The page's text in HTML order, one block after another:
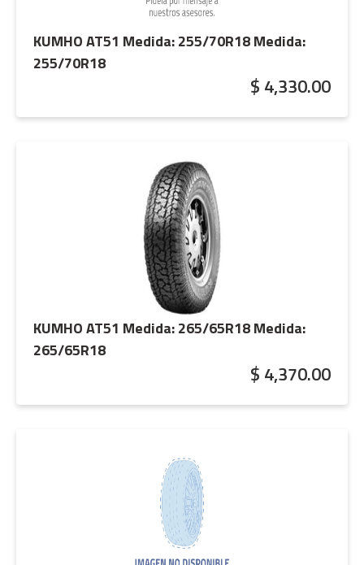
KUMHO AT51 Medida: 255/70R18Medida:
255/70R18
$ 4,330.00
KUMHO AT51 Medida: 265/65R18Medida:
265/65R18
$ 4,370.00